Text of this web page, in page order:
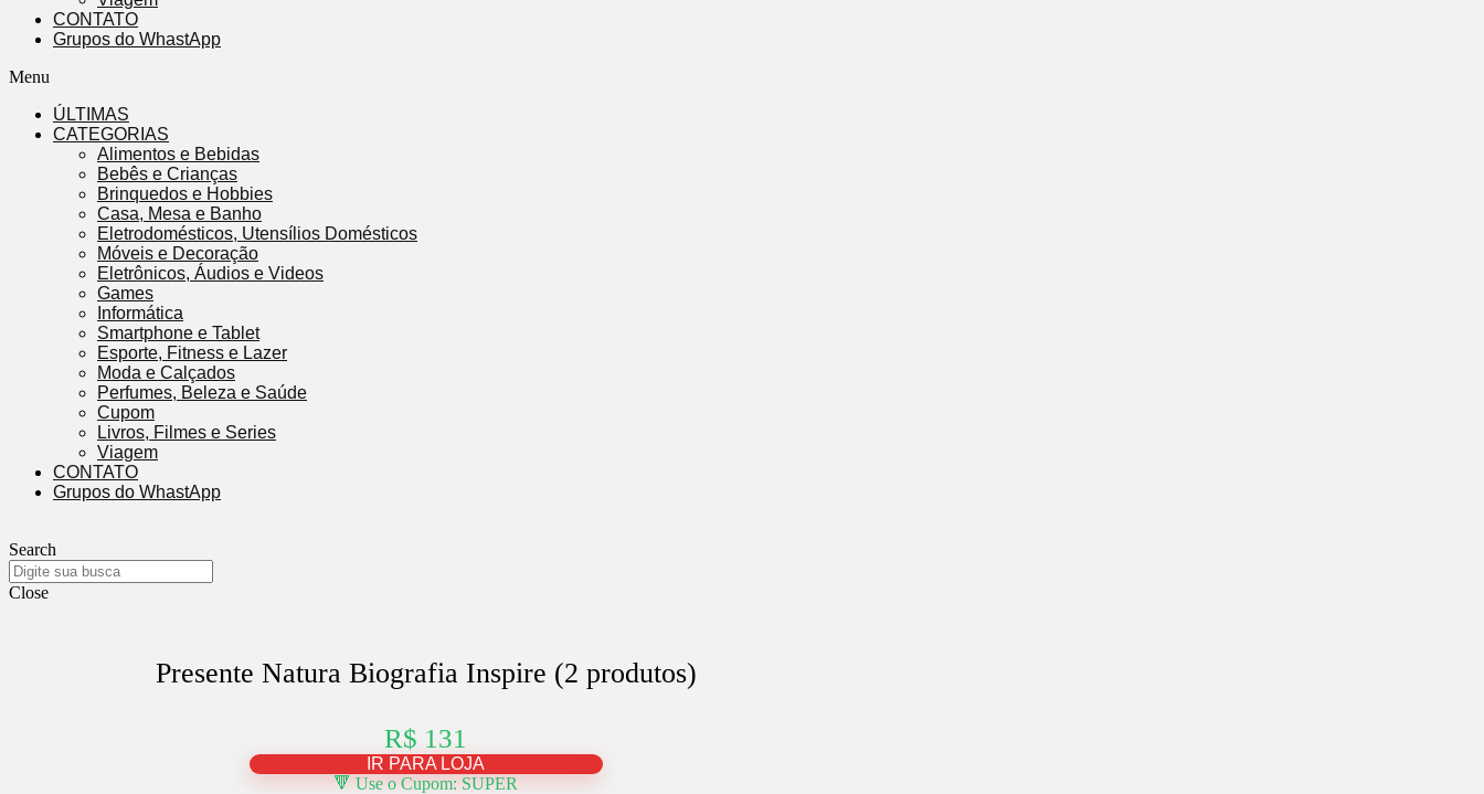
CONTATO
Grupos do WhastApp
Menu
ÚLTIMAS
CATEGORIAS
Alimentos e Bebidas
Bebês e Crianças
Brinquedos e Hobbies
Casa, Mesa e Banho
Eletrodomésticos, Utensílios Domésticos
Móveis e Decoração
Eletrônicos, Áudios e Videos
Games
Informática
Smartphone e Tablet
Esporte, Fitness e Lazer
Moda e Calçados
Perfumes, Beleza e Saúde
Cupom
Livros, Filmes e Series
Viagem
CONTATO
Grupos do WhastApp
Search
Close
Presente Natura Biografia Inspire (2 produtos)
R$ 131
IR PARA LOJA
🔻 Use o Cupom: SUPER